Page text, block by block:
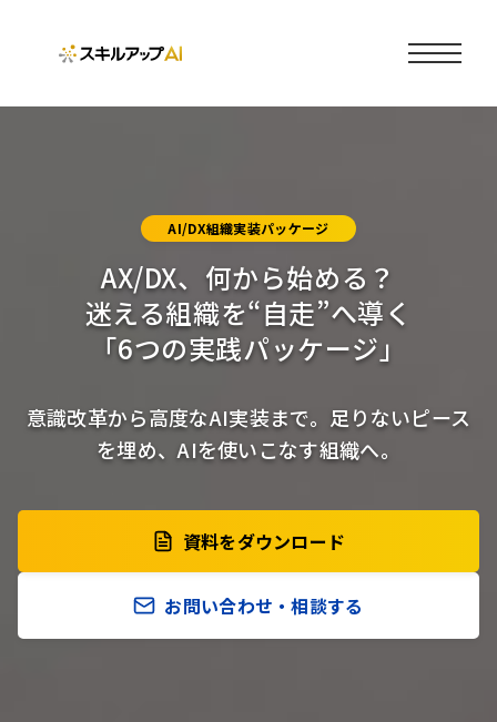
AI/DX組織実装パッケージ
AX/DX、何から始める？
迷える組織を“自走”へ導く
「6つの実践パッケージ」
意識改革から高度なAI実装まで。足りないピース
を埋め、AIを使いこなす組織へ。
資料をダウンロード
お問い合わせ・相談する